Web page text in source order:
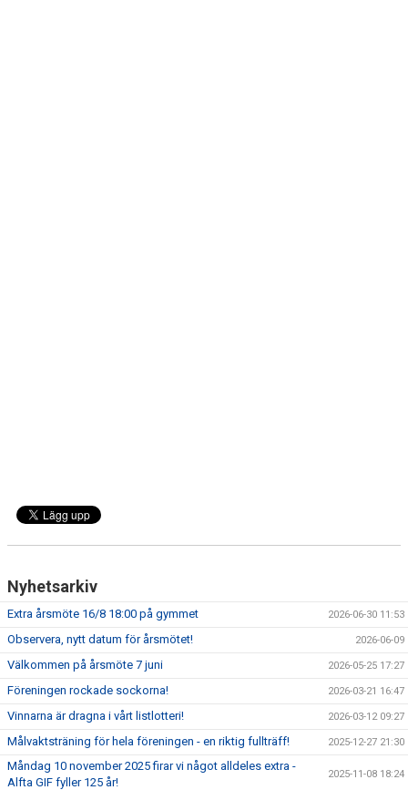
Nyhetsarkiv
Extra årsmöte 16/8 18:00 på gymmet 2026-06-30 11:53
Observera, nytt datum för årsmötet! 2026-06-09
Välkommen på årsmöte 7 juni 2026-05-25 17:27
Föreningen rockade sockorna! 2026-03-21 16:47
Vinnarna är dragna i vårt listlotteri! 2026-03-12 09:27
Målvaktsträning för hela föreningen - en riktig fullträff! 2025-12-27 21:30
Måndag 10 november 2025 firar vi något alldeles extra -
Alfta GIF fyller 125 år!
2025-11-08 18:24